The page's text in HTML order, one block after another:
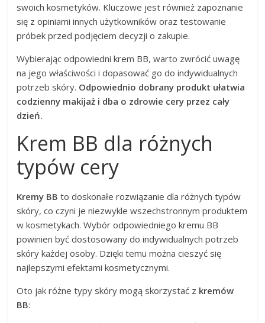
swoich kosmetyków. Kluczowe jest również zapoznanie
się z opiniami innych użytkowników oraz testowanie
próbek przed podjęciem decyzji o zakupie.
Wybierając odpowiedni krem BB, warto zwrócić uwagę
na jego właściwości i dopasować go do indywidualnych
potrzeb skóry. Odpowiednio dobrany produkt ułatwia
codzienny makijaż i dba o zdrowie cery przez cały
dzień.
Krem BB dla różnych
typów cery
Kremy BB to doskonałe rozwiązanie dla różnych typów
skóry, co czyni je niezwykle wszechstronnym produktem
w kosmetykach. Wybór odpowiedniego kremu BB
powinien być dostosowany do indywidualnych potrzeb
skóry każdej osoby. Dzięki temu można cieszyć się
najlepszymi efektami kosmetycznymi.
Oto jak różne typy skóry mogą skorzystać z kremów
BB: